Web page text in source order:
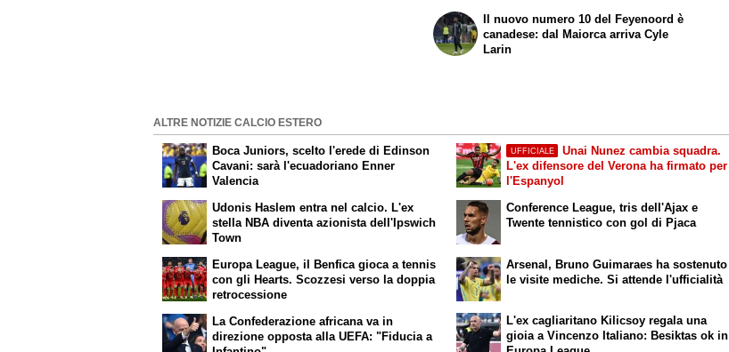
Il nuovo numero 10 del Feyenoord è
canadese: dal Maiorca arriva Cyle
Larin
ALTRE NOTIZIE CALCIO ESTERO
Boca Juniors, scelto l'erede di Edinson
Cavani: sarà l'ecuadoriano Enner
Valencia
Udonis Haslem entra nel calcio. L'ex
stella NBA diventa azionista dell'Ipswich
Town
UFFICIALE
Unai Nunez cambia squadra.
L'ex difensore del Verona ha firmato per
l'Espanyol
Conference League, tris dell'Ajax e
Twente tennistico con gol di Pjaca
Europa League, il Benfica gioca a tennis
con gli Hearts. Scozzesi verso la doppia
retrocessione
La Confederazione africana va in
direzione opposta alla UEFA: "Fiducia a
Arsenal, Bruno Guimaraes ha sostenuto
le visite mediche. Si attende l'ufficialità
L'ex cagliaritano Kilicsoy regala una
gioia a Vincenzo Italiano: Besiktas ok in